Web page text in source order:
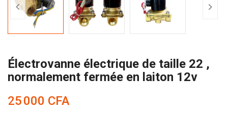
 
Électrovanne électrique de taille 22 ,
normalement fermée en laiton 12v
25 000 CFA